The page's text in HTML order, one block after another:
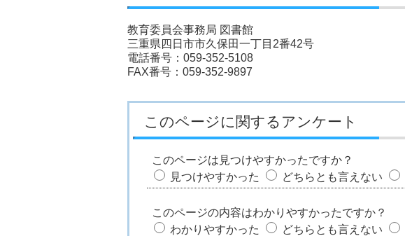
教育委員会事務局 図書館
三重県四日市市久保田一丁目2番42号
電話番号：059-352-5108
FAX番号：059-352-9897
このページに関するアンケート
このページは見つけやすかったですか？
見つけやすかった
どちらとも言えない
このページの内容はわかりやすかったですか？
わかりやすかった
どちらとも言えない